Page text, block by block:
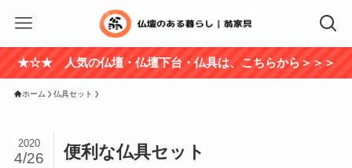
★☆★ 人気の仏壇・仏壇下台・仏具は、こちらから＞＞＞
ホーム 仏具セット
便利な仏具セット
2020
4/26